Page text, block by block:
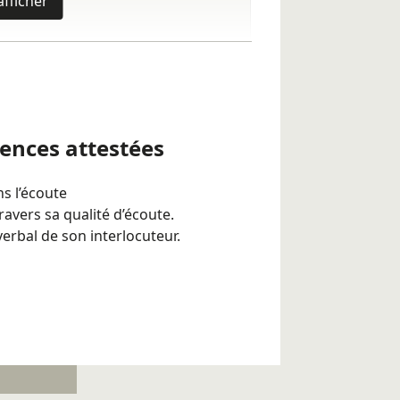
en présentiel
d'écoute soumises à la relecture
attestées
l’écoute
sa qualité d’écoute.
de son interlocuteur.